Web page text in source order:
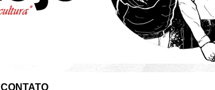
CONTATO